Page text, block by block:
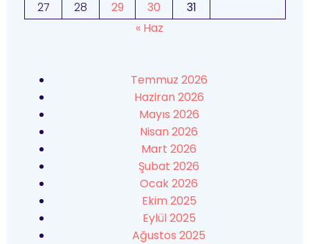
27
28 29 30
31
« Haz
Temmuz 2026
Haziran 2026
Mayıs 2026
Nisan 2026
Mart 2026
Şubat 2026
Ocak 2026
Ekim 2025
Eylül 2025
Ağustos 2025